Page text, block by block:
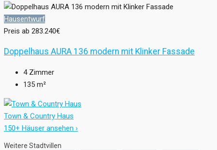
Hausentwurf
Preis ab 283.240€
Doppelhaus AURA 136 modern mit Klinker Fassade
4 Zimmer
135 m²
Town & Country Haus
150+ Häuser ansehen ›
Weitere Stadtvillen